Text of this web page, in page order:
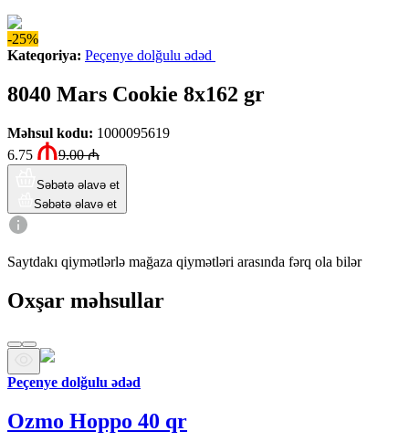
-25%
Kateqoriya: Peçenye dolğulu ədəd
8040 Mars Cookie 8x162 gr
Məhsul kodu: 1000095619
6.75
9.00₼
Səbətə əlavə et
Səbətə əlavə et
Saytdakı qiymətlərlə mağaza qiymətləri arasında fərq ola bilər
Oxşar məhsullar
Peçenye dolğulu ədəd
Ozmo Hoppo 40 qr